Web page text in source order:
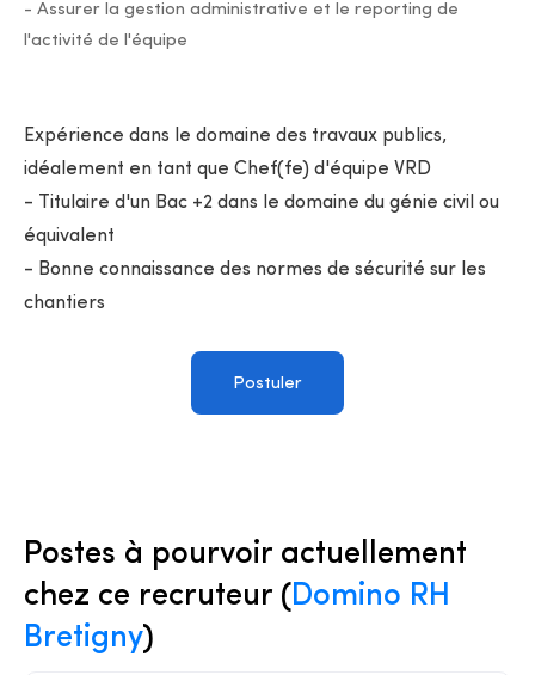
- Assurer la gestion administrative et le reporting de
l'activité de l'équipe
Expérience dans le domaine des travaux publics,
idéalement en tant que Chef(fe) d'équipe VRD
- Titulaire d'un Bac +2 dans le domaine du génie civil ou
équivalent
- Bonne connaissance des normes de sécurité sur les
chantiers
Postuler
Postes à pourvoir actuellement
chez ce recruteur (Domino RH
Bretigny)